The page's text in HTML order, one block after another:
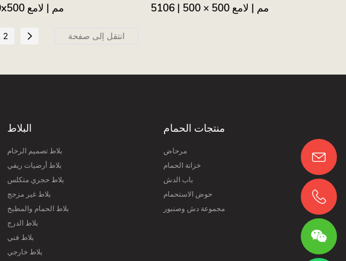
5121 | 500x500 مم | لامع 5106 | 500 × 500 مم | لامع
2
البلاط
بلاط تصميم الرخام
بلاط أرضيات ريفي
بلاط حجري متكلس
بلاط غير مزجج
بلاط الحمام والمطبخ
بلاط الدرج
بلاط فني
بلاط خارجي
منتجات الحمام
مرحاض
خزانة الحمام
باب الدش
حوض الاستحمام
مجموعة دش وصنبور